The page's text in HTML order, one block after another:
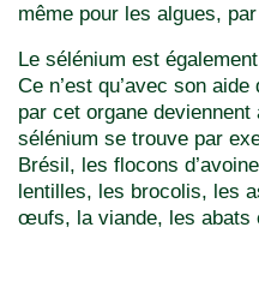
même pour les algues,
Le sélénium est
Ce n’est qu’avec son
par cet organe
sélénium se trouve par
Brésil, les flocons
lentilles, les brocolis, les
œufs, la viande, les abats